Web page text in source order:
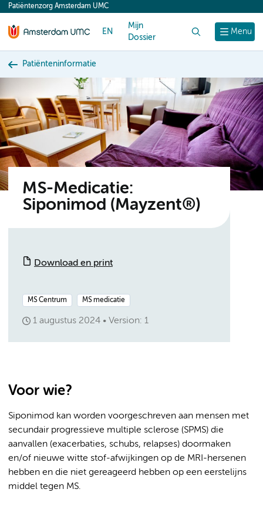
content
Menu
Patiëntenzorg Amsterdam UMC
EN
Mijn
Dossier
Patiënteninformatie
MS-Medicatie:
Siponimod (Mayzent®)
Download en print
MS Centrum MS medicatie
1 augustus 2024 Version: 1
Voor wie?
Siponimod kan worden voorgeschreven aan mensen met
secundair progressieve multiple sclerose (SPMS) die
aanvallen (exacerbaties, schubs, relapses) doormaken
en/of nieuwe witte stof-afwijkingen op de MRI-hersenen
hebben en die niet gereageerd hebben op een eerstelijns
middel tegen MS.